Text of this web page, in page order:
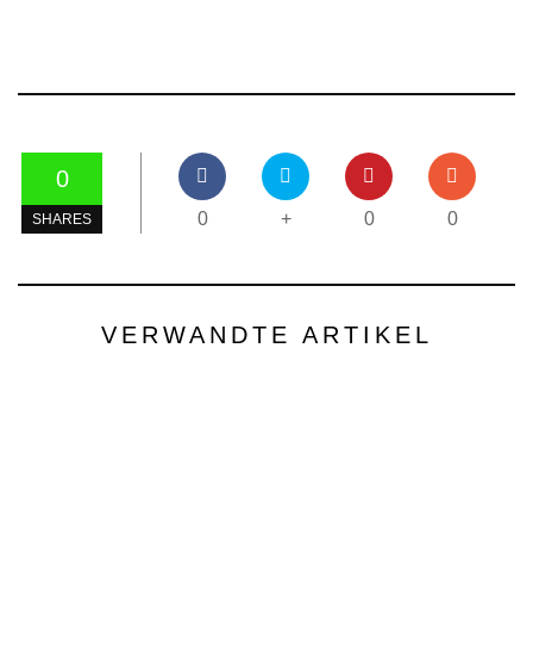
0
SHARES 0 + 0 0
VERWANDTE ARTIKEL